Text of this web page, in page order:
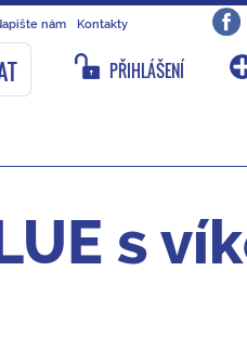
nám Kontakty
PŘIHLÁŠENÍ
s